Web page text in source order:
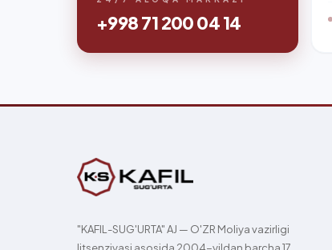
+998 71 200 04 14
"KAFIL-SUG'URTA" AJ — O'ZR Moliya vazirligi